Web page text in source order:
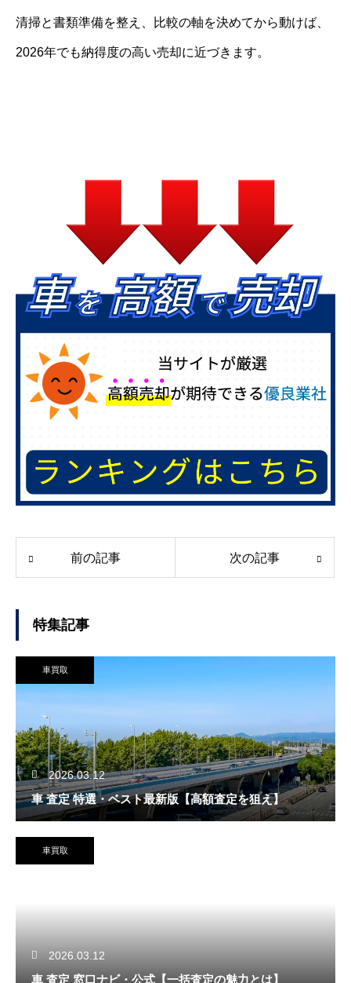
清掃と書類準備を整え、比較の軸を決めてから動けば、
2026年でも納得度の高い売却に近づきます。
前の記事 次の記事
特集記事
車買取
2026.03.12
車 査定 特選・ベスト最新版【高額査定を狙え】
車買取
2026.03.12
車 査定 窓口ナビ・公式【一括査定の魅力とは】